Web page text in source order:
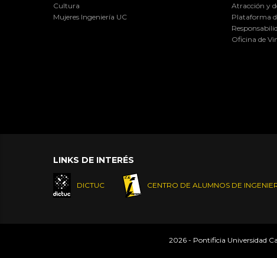
Cultura
Mujeres Ingeniería UC
Atracción y
Plataforma
Oficina de
LINKS DE INTERÉS
DICTUC CENTRO DE ALUMNOS DE
2026 - Pontificia Universidad